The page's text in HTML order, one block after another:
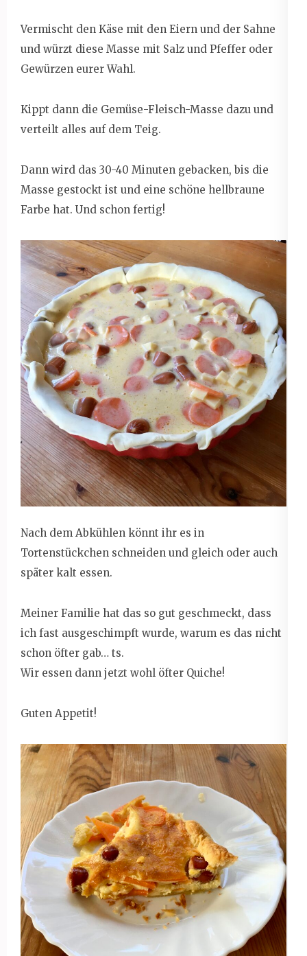
Vermischt den Käse mit den Eiern und der Sahne
und würzt diese Masse mit Salz und Pfeffer oder
Gewürzen eurer Wahl.
Kippt dann die Gemüse-Fleisch-Masse dazu und
verteilt alles auf dem Teig.
Dann wird das 30-40 Minuten gebacken, bis die
Masse gestockt ist und eine schöne hellbraune
Farbe hat. Und schon fertig!
Nach dem Abkühlen könnt ihr es in
Tortenstückchen schneiden und gleich oder auch
später kalt essen.
Meiner Familie hat das so gut geschmeckt, dass
ich fast ausgeschimpft wurde, warum es das nicht
schon öfter gab… ts.
Wir essen dann jetzt wohl öfter Quiche!
Guten Appetit!